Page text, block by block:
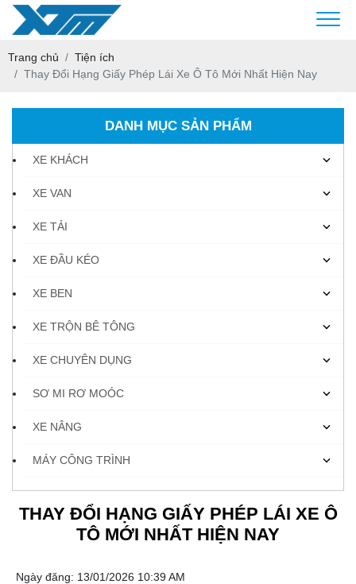
Trang chủ
Tiện ích
Thay Đổi Hạng Giấy Phép Lái Xe Ô Tô Mới Nhất Hiện Nay
DANH MỤC SẢN PHẨM
XE KHÁCH
XE VAN
XE TẢI
XE ĐẦU KÉO
XE BEN
XE TRỘN BÊ TÔNG
XE CHUYÊN DỤNG
SƠ MI RƠ MOÓC
XE NÂNG
MÁY CÔNG TRÌNH
THAY ĐỔI HẠNG GIẤY PHÉP LÁI XE Ô
TÔ MỚI NHẤT HIỆN NAY
Ngày đăng: 13/01/2026 10:39 AM